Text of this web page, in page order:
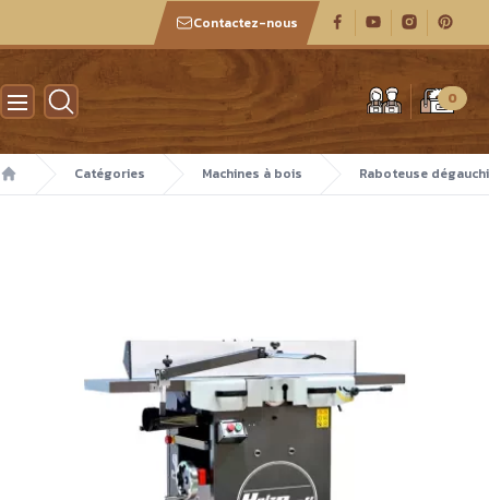
Contactez-nous
Atelier des boiseux 0
Accueil
Catégories Machines à bois Raboteuse